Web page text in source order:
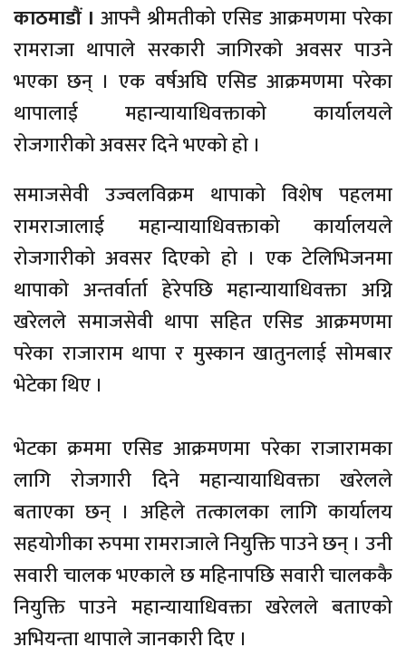
काठमाडौं । आफ्नै श्रीमतीको एसिड आक्रमणमा परेका
रामराजा थापाले सरकारी जागिरकाे अवसर पाउने
भएका छन् । एक वर्षअघि एसिड आक्रमणमा परेका
थापालाई महान्यायाधिवक्ताको कार्यालयले
रोजगारीको अवसर दिने भएको हो ।
समाजसेवी उज्वलविक्रम थापाको विशेष पहलमा
रामराजालाई महान्यायाधिवक्ताको कार्यालयले
रोजगारीको अवसर दिएको हो । एक टेलिभिजनमा
थापाकाे अन्तर्वार्ता हेरेपछि महान्यायाधिवक्ता अग्नि
खरेलले समाजसेवी थापा सहित एसिड आक्रमणमा
परेका राजाराम थापा र मुस्कान खातुनलाई साेमबार
भेटेका थिए ।
भेटका क्रममा एसिड आक्रमणमा परेका राजारामका
लागि रोजगारी दिने महान्यायाधिवक्ता खरेलले
बताएका छन् । अहिले तत्कालका लागि कार्यालय
सहयोगीका रुपमा रामराजाले नियुक्ति पाउने छन् । उनी
सवारी चालक भएकाले छ महिनापछि सवारी चालककै
नियुक्ति पाउने महान्यायाधिवक्ता खरेलले बताएको
अभियन्ता थापाले जानकारी दिए ।